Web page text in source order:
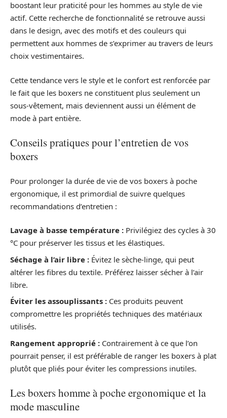
boostant leur praticité pour les hommes au style de vie
actif. Cette recherche de fonctionnalité se retrouve aussi
dans le design, avec des motifs et des couleurs qui
permettent aux hommes de s’exprimer au travers de leurs
choix vestimentaires.
Cette tendance vers le style et le confort est renforcée par
le fait que les boxers ne constituent plus seulement un
sous-vêtement, mais deviennent aussi un élément de
mode à part entière.
Conseils pratiques pour l’entretien de vos
boxers
Pour prolonger la durée de vie de vos boxers à poche
ergonomique, il est primordial de suivre quelques
recommandations d’entretien :
Lavage à basse température : Privilégiez des cycles à 30
°C pour préserver les tissus et les élastiques.
Séchage à l’air libre : Évitez le sèche-linge, qui peut
altérer les fibres du textile. Préférez laisser sécher à l’air
libre.
Éviter les assouplissants : Ces produits peuvent
compromettre les propriétés techniques des matériaux
utilisés.
Rangement approprié : Contrairement à ce que l’on
pourrait penser, il est préférable de ranger les boxers à plat
plutôt que pliés pour éviter les compressions inutiles.
Les boxers homme à poche ergonomique et la
mode masculine